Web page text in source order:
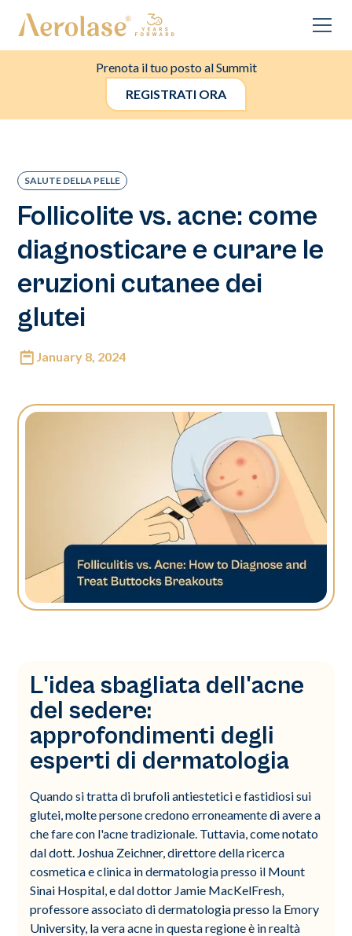
Prenota il tuo posto al Summit
REGISTRATI ORA
SALUTE DELLA PELLE
Follicolite vs. acne: come
diagnosticare e curare le
eruzioni cutanee dei
glutei
January 8, 2024
L'idea sbagliata dell'acne
del sedere:
approfondimenti degli
esperti di dermatologia
Quando si tratta di brufoli antiestetici e fastidiosi sui
glutei, molte persone credono erroneamente di avere a
che fare con l'acne tradizionale. Tuttavia, come notato
dal dott. Joshua Zeichner, direttore della ricerca
cosmetica e clinica in dermatologia presso il Mount
Sinai Hospital, e dal dottor Jamie MacKelFresh,
professore associato di dermatologia presso la Emory
University, la vera acne in questa regione è in realtà